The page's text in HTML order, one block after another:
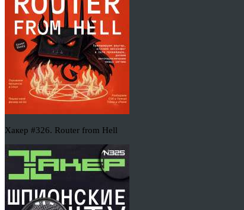
Хакер #326. Router from Hell